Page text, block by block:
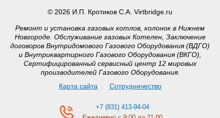
© 2026 И.П. Кротиков С.А. Virtbridge.ru
Ремонт и установка газовых котлов, колонок в Нижнем
Новгороде. Обслуживание газовых Котелен, Заключение
договоров Внутридомового Газового Оборудования (ВДГО)
и Внутриквартирного Газового Оборудования (ВКГО),
Сертифицированный сервисный центр 12 мировых
производителей Газового Оборудования.
Карта сайта
Сотрудничество
+7 (831) 413-94-04